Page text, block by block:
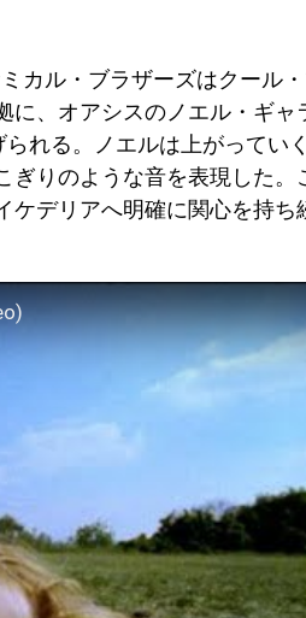
カル・ブラザーズはクール
に、オアシスのノエル・ギャ
られる。ノエルは上がってい
ぎりのような音を表現した。
ケデリアへ明確に関心を持ち